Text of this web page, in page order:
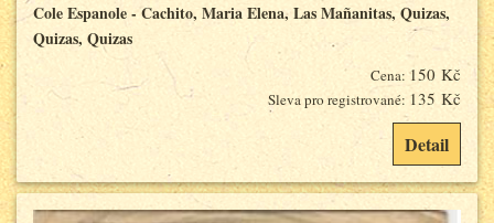
Cole Espanole - Cachito, Maria Elena, Las Mañanitas, Quizas,
Quizas, Quizas
Cena: 150 Kč
Sleva pro registrované: 135 Kč
Detail